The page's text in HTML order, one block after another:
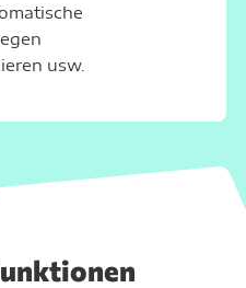
usw.